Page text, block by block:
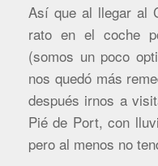
Así que al llegar al
rato en el coche
(somos un poco
nos quedó más
después irnos a
Pié de Port, con
pero al menos no